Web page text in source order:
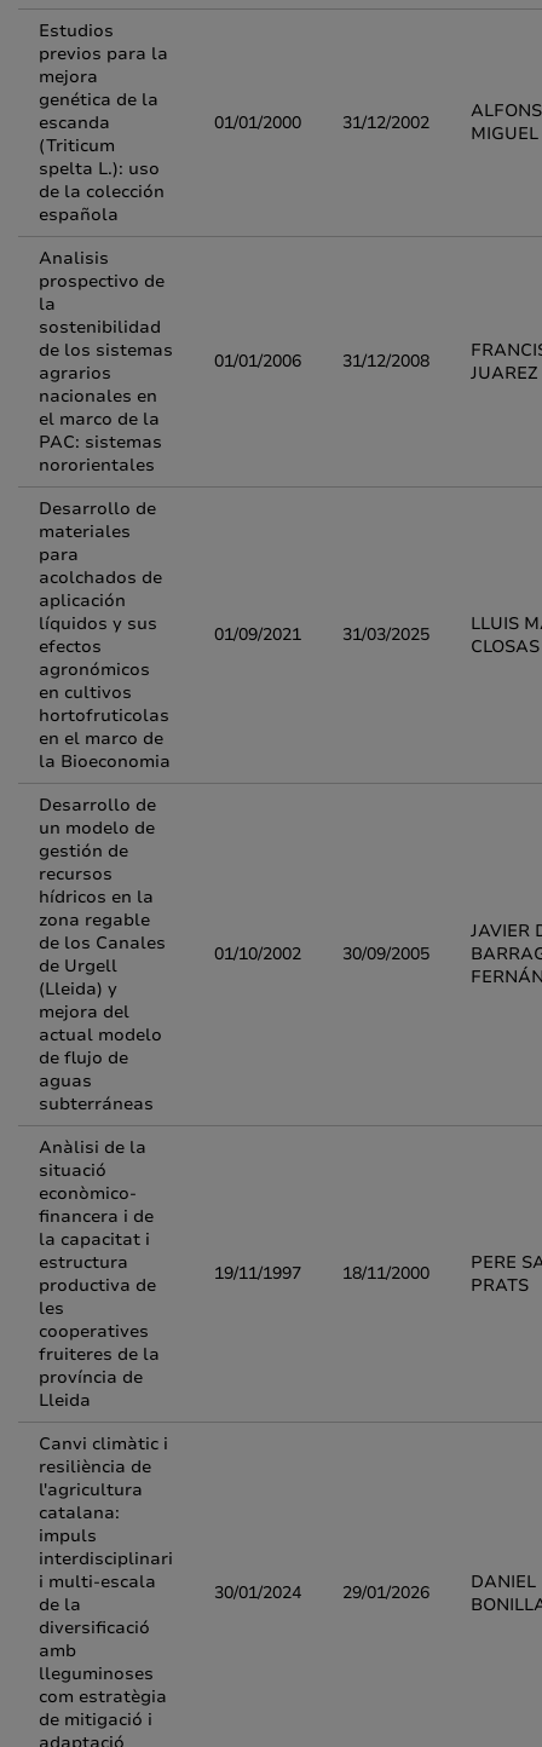
Estudios
previos para la
mejora
genética de la
escanda
(Triticum
spelta L.): uso
de la colección
española
01/01/2000 31/12/2002
Analisis
prospectivo de
la
sostenibilidad
de los sistemas
agrarios
nacionales en
el marco de la
PAC: sistemas
nororientales
01/01/2006 31/12/2008
Desarrollo de
materiales
para
acolchados de
aplicación
líquidos y sus
efectos
agronómicos
en cultivos
hortofruticolas
en el marco de
la Bioeconomia
01/09/2021 31/03/2025
LLUIS
CLOSAS
Desarrollo de
un modelo de
gestión de
recursos
hídricos en la
zona regable
de los Canales
de Urgell
(Lleida) y
mejora del
actual modelo
de flujo de
aguas
subterráneas
01/10/2002 30/09/2005
JAVIER
Anàlisi de la
situació
econòmico-
financera i de
la capacitat i
estructura
productiva de
les
cooperatives
fruiteres de la
província de
Lleida
19/11/1997 18/11/2000
PERE
PRATS
Canvi climàtic i
resiliència de
l'agricultura
catalana:
impuls
interdisciplinari
i multi-escala
de la
diversificació
amb
lleguminoses
com estratègia
de mitigació i
30/01/2024 29/01/2026